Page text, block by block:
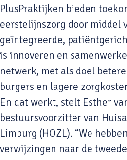
PlusPraktijken bieden
eerstelijnszorg door middel
geïntegreerde,
is innoveren en
netwerk, met als doel
burgers en lagere
En dat werkt, stelt Esther
bestuursvoorzitter van
Limburg (HOZL). “We
verwijzingen naar de